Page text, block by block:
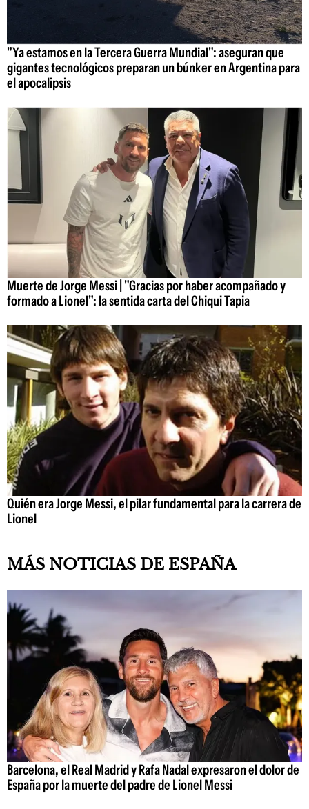
"Ya estamos en la Tercera Guerra Mundial": aseguran que
gigantes tecnológicos preparan un búnker en Argentina para
el apocalipsis
Muerte de Jorge Messi | "Gracias por haber acompañado y
formado a Lionel": la sentida carta del Chiqui Tapia
Quién era Jorge Messi, el pilar fundamental para la carrera de
Lionel
MÁS NOTICIAS DE ESPAÑA
Barcelona, el Real Madrid y Rafa Nadal expresaron el dolor de
España por la muerte del padre de Lionel Messi